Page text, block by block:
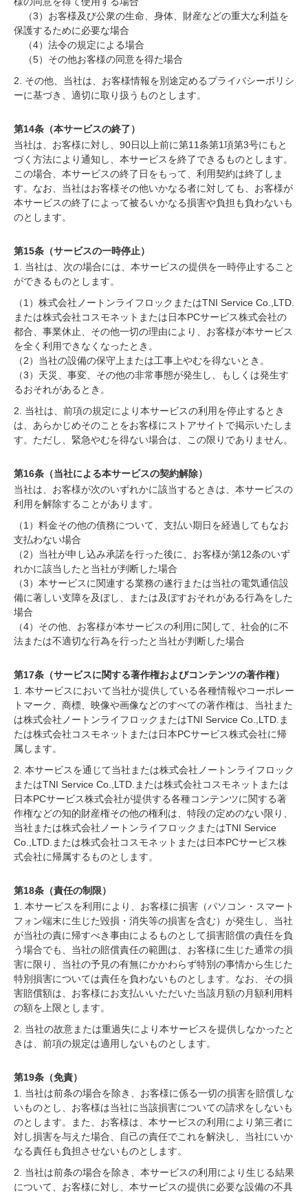
（3）お客様及び公衆の生命、身体、財産などの重大な利益を
保護するために必要な場合
（4）法令の規定による場合
（5）その他お客様の同意を得た場合
2. その他、当社は、お客様情報を別途定めるプライバシーポリシ
ーに基づき、適切に取り扱うものとします。
第14条（本サービスの終了）
当社は、お客様に対し、90日以上前に第11条第1項第3号にもと
づく方法により通知し、本サービスを終了できるものとします。
この場合、本サービスの終了日をもって、利用契約は終了しま
す。なお、当社はお客様その他いかなる者に対しても、お客様が
本サービスの終了によって被るいかなる損害や負担も負わないも
のとします。
第15条（サービスの一時停止）
1. 当社は、次の場合には、本サービスの提供を一時停止すること
ができるものとします。
（1）株式会社ノートンライフロックまたはTNI Service Co.,LTD.
または株式会社コスモネットまたは日本PCサービス株式会社の
都合、事業休止、その他一切の理由により、お客様が本サービス
を全く利用できなくなったとき。
（2）当社の設備の保守上または工事上やむを得ないとき。
（3）天災、事変、その他の非常事態が発生し、もしくは発生す
るおそれがあるとき。
2. 当社は、前項の規定により本サービスの利用を停止するとき
は、あらかじめそのことをお客様にストアサイトで掲示いたしま
す。ただし、緊急やむを得ない場合は、この限りでありません。
第16条（当社による本サービスの契約解除）
当社は、お客様が次のいずれかに該当するときは、本サービスの
利用を解除することがあります。
（1）料金その他の債務について、支払い期日を経過してもなお
支払わない場合
（2）当社が申し込み承諾を行った後に、お客様が第12条のいず
れかに該当したと当社が判断した場合
（3）本サービスに関連する業務の遂行または当社の電気通信設
備に著しい支障を及ぼし、または及ぼすおそれがある行為をした
場合
（4）その他、お客様が本サービスの利用に関して、社会的に不
法または不適切な行為を行ったと当社が判断した場合
第17条（サービスに関する著作権およびコンテンツの著作権）
1. 本サービスにおいて当社が提供している各種情報やコーポレー
トマーク、商標、映像や画像などのすべての著作権は、当社また
は株式会社ノートンライフロックまたはTNI Service Co.,LTD.ま
たは株式会社コスモネットまたは日本PCサービス株式会社に帰
属します。
2. 本サービスを通じて当社または株式会社ノートンライフロック
またはTNI Service Co.,LTD.または株式会社コスモネットまたは
日本PCサービス株式会社が提供する各種コンテンツに関する著
作権などの知的財産権その他の権利は、特段の定めのない限り、
当社または株式会社ノートンライフロックまたはTNI Service
Co.,LTD.または株式会社コスモネットまたは日本PCサービス株
式会社に帰属するものとします。
第18条（責任の制限）
1. 本サービスを利用により、お客様に損害（パソコン・スマート
フォン端末に生じた毀損・消失等の損害を含む）が発生し、当社
が当社の責に帰すべき事由によるものとして損害賠償の責任を負
う場合でも、当社の賠償責任の範囲は、お客様に生じた通常の損
害に限り、当社の予見の有無にかかわらず特別の事情から生じた
特別損害については責任を負わないものとします。なお、その損
害賠償額は、お客様にお支払いいただいた当該月額の月額利用料
の額を上限とします。
2. 当社の故意または重過失により本サービスを提供しなかったと
きは、前項の規定は適用しないものとします。
第19条（免責）
1. 当社は前条の場合を除き、お客様に係る一切の損害を賠償しな
いものとし、お客様は当社に当該損害についての請求をしないも
のとします。また、お客様は、本サービスの利用により第三者に
対し損害を与えた場合、自己の責任でこれを解決し、当社にいか
なる責任も負担させないものとします。
2. 当社は前条の場合を除き、本サービスの利用により生じる結果
について、お客様に対し、本サービスの提供に必要な設備の不具